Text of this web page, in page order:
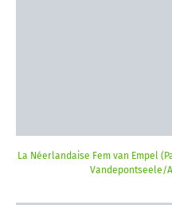
La Néerlandaise Fem van Empel
Vandepontseele/